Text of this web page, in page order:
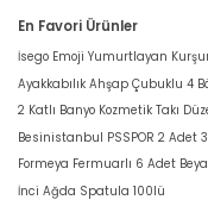
En Favori Ürünler
İsego Emoji Yumurtlayan
Ayakkabılık Ahşap Çubuklu 4
2 Katlı Banyo Kozmetik Takı
Besinistanbul PSSPOR 2 Adet
Formeya Fermuarlı 6 Adet
İnci Ağda Spatula 100lü